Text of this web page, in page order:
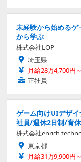
未経験から始めるゲ
から学ぶ
株式会社LOP
埼玉県
月給28万4,700円
正社員
ゲーム向けUIデザ
社員/週休2日制/育
株式会社enrich
東京都
月給31万9,900円